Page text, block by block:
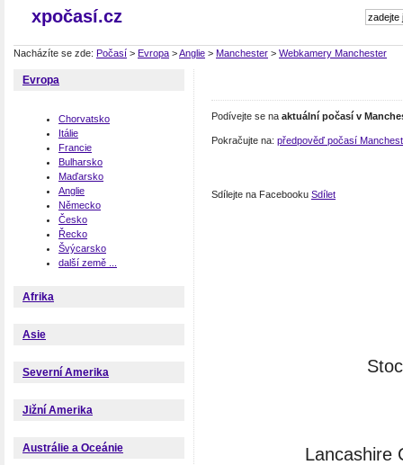
xpočasí.cz
Nacházíte se zde: Počasí > Evropa >Anglie > Manchester > Webkamery Manchester
Evropa
Chorvatsko
Itálie
Francie
Bulharsko
Maďarsko
Anglie
Německo
Česko
Řecko
Švýcarsko
další země ...
Afrika
Asie
Severní Amerika
Jižní Amerika
Austrálie a Oceánie
Podívejte se na aktuální počasí v
Pokračujte na: předpověď počasí
Sdílejte na Facebooku Sdílet
Lancashire